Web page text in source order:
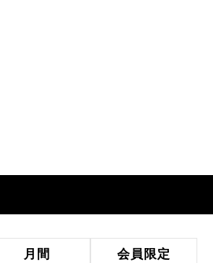
月間 会員限定